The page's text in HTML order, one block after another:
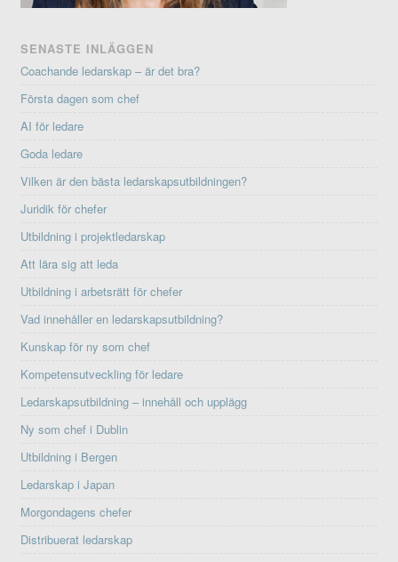
SENASTE INLÄGGEN
Coachande ledarskap – är det bra?
Första dagen som chef
AI för ledare
Goda ledare
Vilken är den bästa ledarskapsutbildningen?
Juridik för chefer
Utbildning i projektledarskap
Att lära sig att leda
Utbildning i arbetsrätt för chefer
Vad innehåller en ledarskapsutbildning?
Kunskap för ny som chef
Kompetensutveckling för ledare
Ledarskapsutbildning – innehåll och upplägg
Ny som chef i Dublin
Utbildning i Bergen
Ledarskap i Japan
Morgondagens chefer
Distribuerat ledarskap